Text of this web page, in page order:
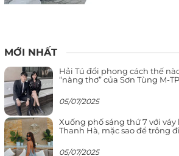
MỚI NHẤT
Hải Tú đổi phong cách thế
“nàng thơ” của Sơn Tùng M-TP
05/07/2025
Xuống phố sáng thứ 7 với váy
Thanh Hà, mặc sao để trông
05/07/2025